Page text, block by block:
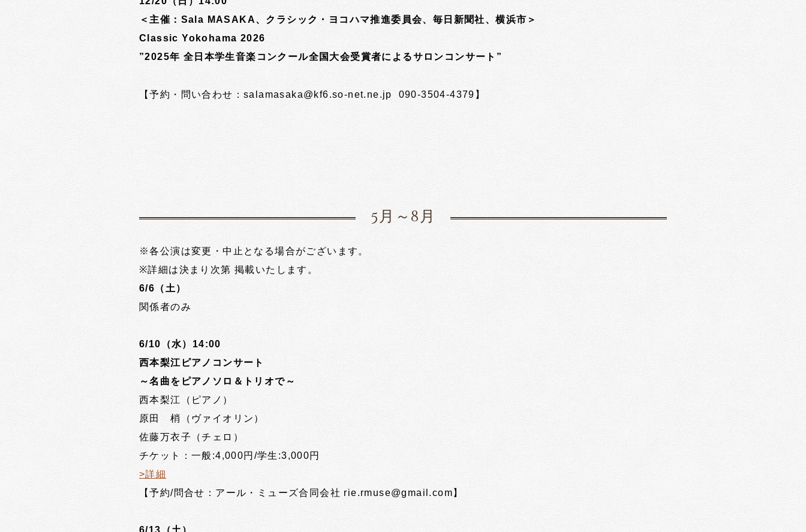
＜主催：Sala MASAKA、クラシック・ヨコハマ推進委員会、毎日新聞社、横浜市＞
Classic Yokohama 2026
”2025年 全日本学生音楽コンクール全国大会受賞者によるサロンコンサート”
【予約・問い合わせ：salamasaka@kf6.so-net.ne.jp 090-3504-4379】
5月～8月
※各公演は変更・中止となる場合がございます。
※詳細は決まり次第 掲載いたします。
6/6（土）
関係者のみ
6/10（水）14:00
西本梨江ピアノコンサート
～名曲をピアノソロ＆トリオで～
西本梨江（ピアノ）
原田 梢（ヴァイオリン）
佐藤万衣子（チェロ）
チケット：一般:4,000円/学生:3,000円
>詳細
【予約/問合せ：アール・ミューズ合同会社 rie.rmuse@gmail.com 】
6/13（土）